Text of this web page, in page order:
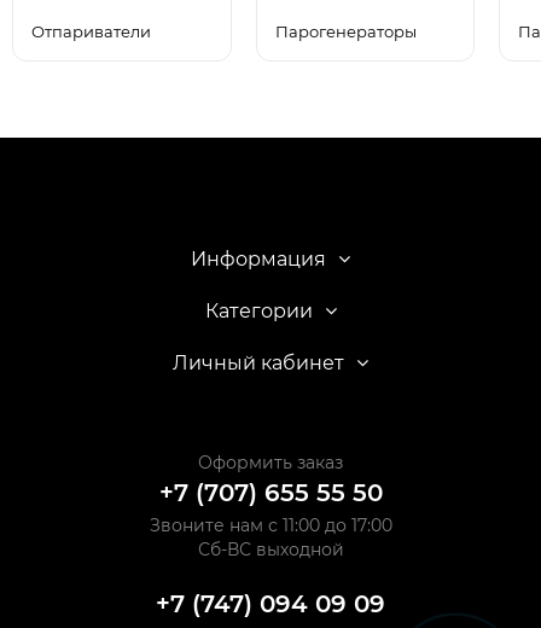
Отпариватели Парогенераторы
Информация
Категории
Личный кабинет
Оформить заказ
+7 (707) 655 55 50
Звоните нам с 11:00 до 17:00
Сб-ВС выходной
+7 (747) 094 09 09